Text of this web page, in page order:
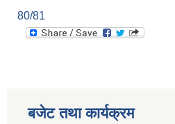
80/81
बजेट तथा कार्यक्रम